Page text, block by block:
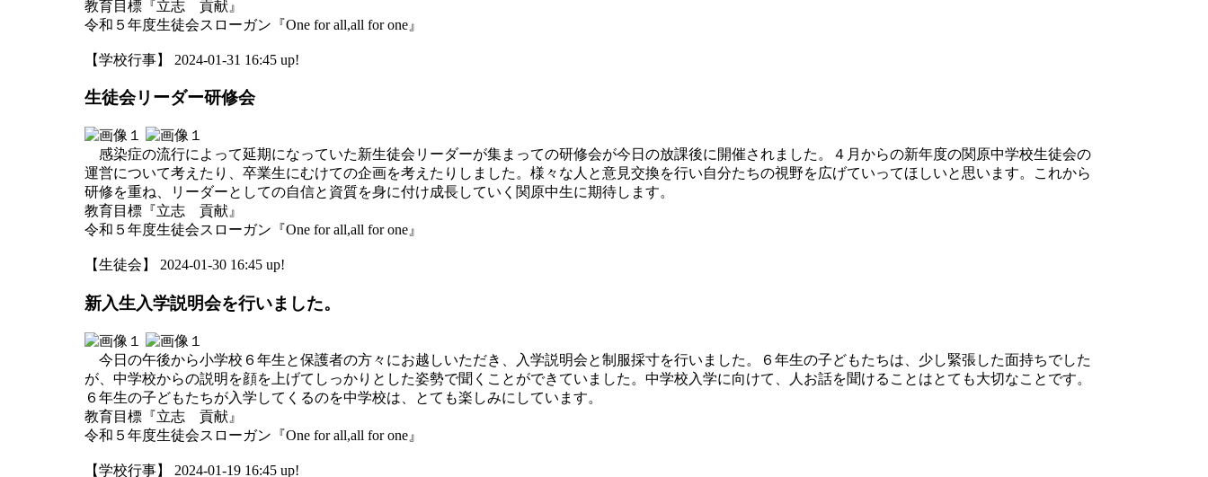
教育目標『立志 貢献』
令和５年度生徒会スローガン『One for all,all for one』
【学校行事】 2024-01-31 16:45 up!
生徒会リーダー研修会
感染症の流行によって延期になっていた新生徒会リーダーが集まっての研修会が今日の放課後に開催されました。４月からの新年度の関原中学校生徒会の
運営について考えたり、卒業生にむけての企画を考えたりしました。様々な人と意見交換を行い自分たちの視野を広げていってほしいと思います。これから
研修を重ね、リーダーとしての自信と資質を身に付け成長していく関原中生に期待します。
教育目標『立志 貢献』
令和５年度生徒会スローガン『One for all,all for one』
【生徒会】 2024-01-30 16:45 up!
新入生入学説明会を行いました。
今日の午後から小学校６年生と保護者の方々にお越しいただき、入学説明会と制服採寸を行いました。６年生の子どもたちは、少し緊張した面持ちでした
が、中学校からの説明を顔を上げてしっかりとした姿勢で聞くことができていました。中学校入学に向けて、人お話を聞けることはとても大切なことです。
６年生の子どもたちが入学してくるのを中学校は、とても楽しみにしています。
教育目標『立志 貢献』
令和５年度生徒会スローガン『One for all,all for one』
【学校行事】 2024-01-19 16:45 up!